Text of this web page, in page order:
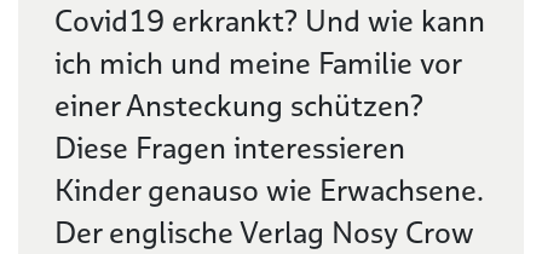
Covid19 erkrankt? Und wie kann
ich mich und meine Familie vor
einer Ansteckung schützen?
Diese Fragen interessieren
Kinder genauso wie Erwachsene.
Der englische Verlag Nosy Crow